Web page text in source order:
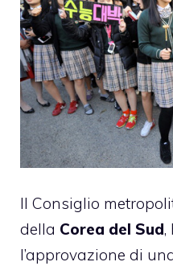
Il Consiglio
della Corea del Sud,
l’approvazione di